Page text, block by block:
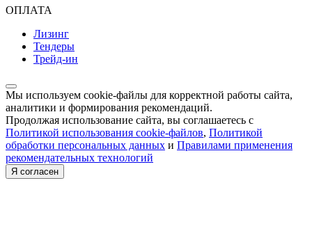
ОПЛАТА
Лизинг
Тендеры
Трейд-ин
Мы используем cookie-файлы для корректной работы сайта,
аналитики и формирования рекомендаций.
Продолжая использование сайта, вы соглашаетесь с
Политикой использования cookie-файлов, Политикой
обработки персональных данных и Правилами применения
рекомендательных технологий
Я согласен